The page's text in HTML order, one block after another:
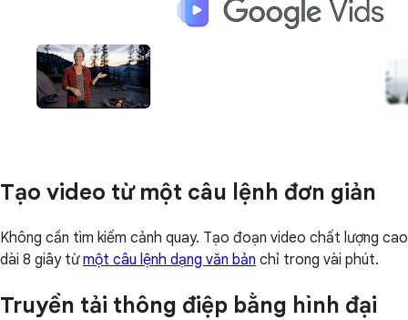
Tạo video từ một câu lệnh đơn giản
Không cần tìm kiếm cảnh quay. Tạo đoạn video chất lượng cao
dài 8 giây từmột câu lệnh dạng văn bản chỉ trong vài phút.
Truyền tải thông điệp bằng hình đại